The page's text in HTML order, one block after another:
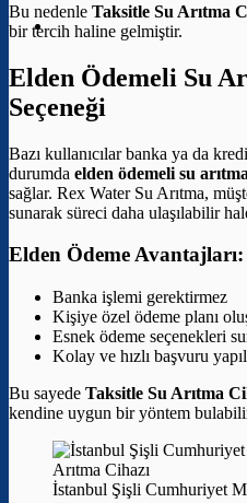
Bu nedenle Taksitle Su Arıtma
bir tercih haline gelmiştir.
Elden Ödemeli Su
Seçeneği
Bazı kullanıcılar banka ya da
durumda elden ödemeli su
sağlar. Rex Water Su Arıtma,
sunarak süreci daha ulaşılabilir
Elden Ödeme Avantajları:
Banka işlemi gerektirmez
Kişiye özel ödeme planı
Esnek ödeme seçenekleri
Kolay ve hızlı başvuru
Bu sayede Taksitle Su Arıtma
kendine uygun bir yöntem
İstanbul Şişli Cumhuriyet